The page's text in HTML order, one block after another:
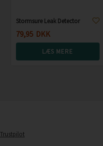
Stormsure Leak Detector
79,95 DKK
LÆS MERE
Trustpilot